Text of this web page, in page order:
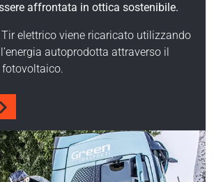
affrontata in ottica sostenibile.
elettrico viene ricaricato utilizzando
autoprodotta attraverso il